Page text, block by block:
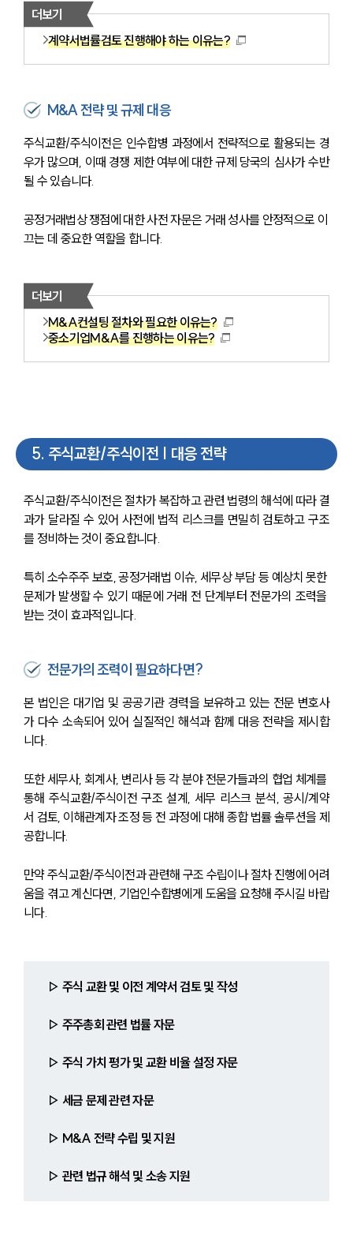
더보기
계약서법률검토 진행해야 하는 이유는?
M&A 전략 및 규제 대응
주식교환/주식이전은 인수합병 과정에서 전략적으로 활용되는 경
우가 많으며, 이때 경쟁 제한 여부에 대한 규제 당국의 심사가 수반
될 수 있습니다.
공정거래법상 쟁점에 대한 사전 자문은 거래 성사를 안정적으로 이
끄는 데 중요한 역할을 합니다.
더보기
M&A컨설팅 절차와 필요한 이유는?
중소기업M&A를 진행하는 이유는?
5. 주식교환/주식이전 | 대응 전략
주식교환/주식이전은 절차가 복잡하고 관련 법령의 해석에 따라 결
과가 달라질 수 있어 사전에 법적 리스크를 면밀히 검토하고 구조
를 정비하는 것이 중요합니다.
특히 소수주주 보호, 공정거래법 이슈, 세무상 부담 등 예상치 못한
문제가 발생할 수 있기 때문에 거래 전 단계부터 전문가의 조력을
받는 것이 효과적입니다.
전문가의 조력이 필요하다면?
본 법인은 대기업 및 공공기관 경력을 보유하고 있는 전문 변호사
가 다수 소속되어 있어 실질적인 해석과 함께 대응 전략을 제시합
니다.
또한 세무사, 회계사, 변리사 등 각 분야 전문가들과의 협업 체계를
통해 주식교환/주식이전 구조 설계, 세무 리스크 분석, 공시/계약
서 검토, 이해관계자 조정 등 전 과정에 대해 종합 법률 솔루션을 제
공합니다.
만약 주식교환/주식이전과 관련해 구조 수립이나 절차 진행에 어려
움을 겪고 계신다면, 기업인수합병에게 도움을 요청해 주시길 바랍
니다.
▷ 주식 교환 및 이전 계약서 검토 및 작성
▷ 주주총회 관련 법률 자문
▷ 주식 가치 평가 및 교환 비율 설정 자문
▷ 세금 문제 관련 자문
▷ M&A 전략 수립 및 지원
▷ 관련 법규 해석 및 소송 지원